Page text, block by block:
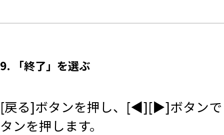
9. 「終了」を選ぶ
[戻る]ボタンを押し、[◀][▶]ボタンで
タンを押します。